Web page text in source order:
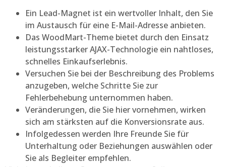
Ein Lead-Magnet ist ein wertvoller Inhalt, den Sie
im Austausch für eine E-Mail-Adresse anbieten.
Das WoodMart-Theme bietet durch den Einsatz
leistungsstarker AJAX-Technologie ein nahtloses,
schnelles Einkaufserlebnis.
Versuchen Sie bei der Beschreibung des Problems
anzugeben, welche Schritte Sie zur
Fehlerbehebung unternommen haben.
Veränderungen, die Sie hier vornehmen, wirken
sich am stärksten auf die Konversionsrate aus.
Infolgedessen werden Ihre Freunde Sie für
Unterhaltung oder Beziehungen auswählen oder
Sie als Begleiter empfehlen.